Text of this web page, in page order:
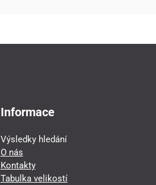
Informace
Výsledky hledání
O nás
Kontakty
Tabulka velikostí